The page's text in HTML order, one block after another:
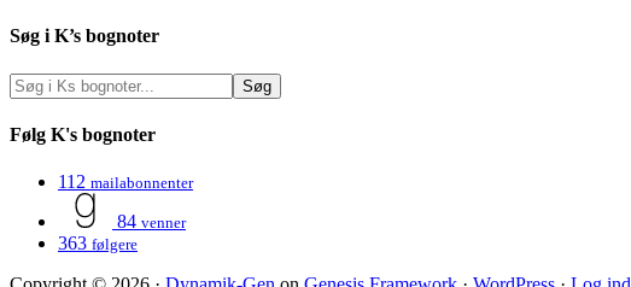
Søg i K’s bognoter
Følg K's bognoter
112 mailabonnenter
84 venner
363 følgere